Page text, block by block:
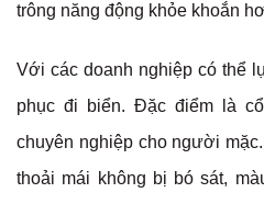
trông năng động khỏe khoắn
Với các doanh nghiệp có thể
phục đi biển. Đặc điểm là
chuyên nghiệp cho người
thoải mái không bị bó sát,